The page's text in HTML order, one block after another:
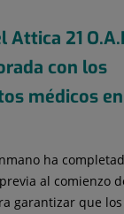
21
con los
médicos
ha
al comienzo
garantizar que